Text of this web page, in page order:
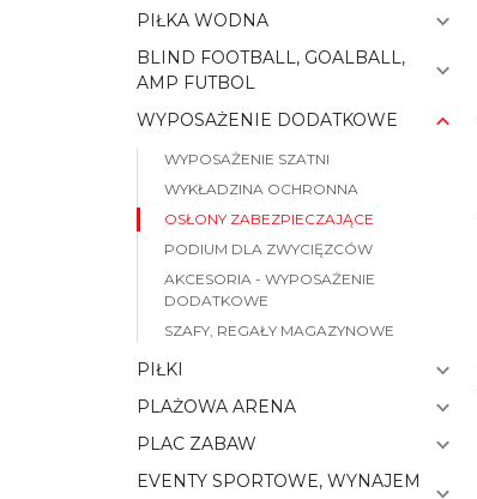
PIŁKA WODNA
BLIND FOOTBALL, GOALBALL,
AMP FUTBOL
WYPOSAŻENIE DODATKOWE
WYPOSAŻENIE SZATNI
WYKŁADZINA OCHRONNA
OSŁONY ZABEZPIECZAJĄCE
PODIUM DLA ZWYCIĘZCÓW
AKCESORIA - WYPOSAŻENIE
DODATKOWE
SZAFY, REGAŁY MAGAZYNOWE
PIŁKI
PLAŻOWA ARENA
PLAC ZABAW
EVENTY SPORTOWE, WYNAJEM